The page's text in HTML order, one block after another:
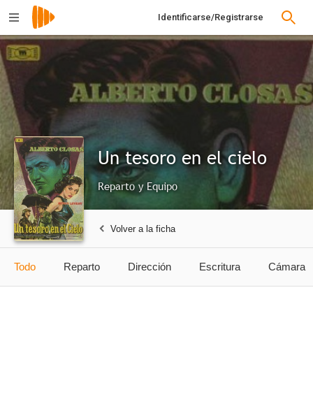
Identificarse/Registrarse
Un tesoro en el cielo
Reparto y Equipo
Volver a la ficha
Todo Reparto Dirección Escritura Cámara